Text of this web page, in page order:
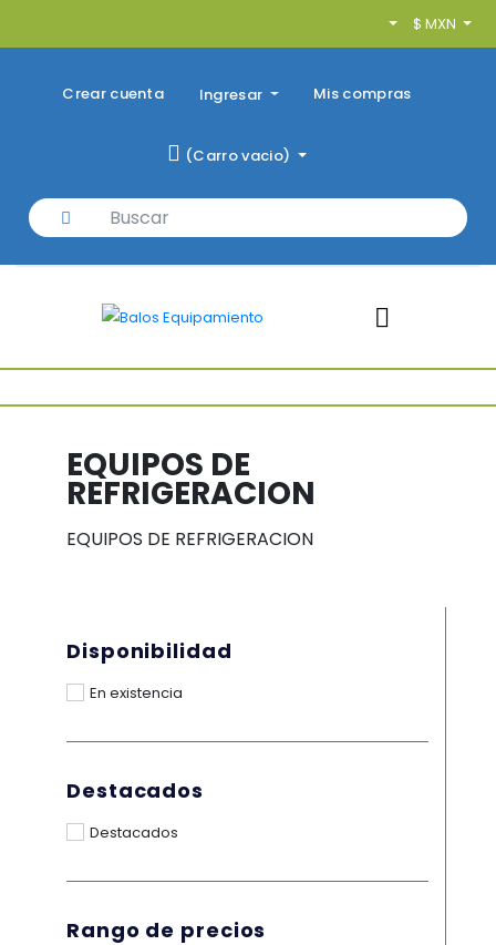
$ MXN
Crear cuenta Ingresar Mis compras
(Carro vacio)
EQUIPOS DE
REFRIGERACION
EQUIPOS DE REFRIGERACION
Disponibilidad
En existencia
Destacados
Destacados
Rango de precios